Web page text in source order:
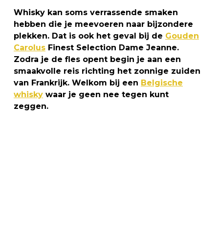
Whisky kan soms verrassende smaken
hebben die je meevoeren naar bijzondere
plekken. Dat is ook het geval bij de Gouden
Carolus Finest Selection Dame Jeanne.
Zodra je de fles opent begin je aan een
smaakvolle reis richting het zonnige zuiden
van Frankrijk. Welkom bij een Belgische
whisky waar je geen nee tegen kunt
zeggen.